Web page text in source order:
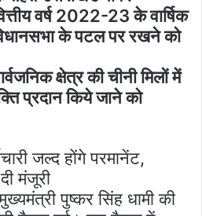
वर्ष 2022-23 के वार्षिक
के पटल पर रखने को
क्षेत्र की चीनी मिलों में
प्रदान किये जाने को
जल्द होंगे परमानेंट,
मंजूरी
पुष्कर सिंह धामी की